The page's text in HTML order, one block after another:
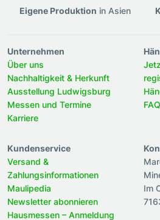
Eigene Produktion in Asien
Unternehmen
Über uns
Nachhaltigkeit & Herkunft
Ausstellung Ludwigsburg
Messen und Termine
Karriere
FAQ
Kundenservice
Versand &
Zahlungsinformationen
Maulipedia
Newsletter abonnieren
Hausmessen – Anmeldung
Im